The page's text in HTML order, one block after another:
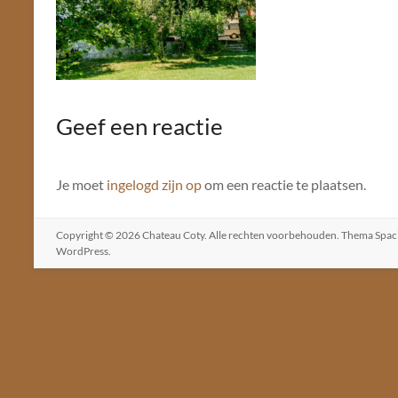
Geef een reactie
Je moet ingelogd zijn opom een reactie te plaatsen.
Copyright © 2026Chateau Coty. Alle rechten voorbehouden. Thema
WordPress.